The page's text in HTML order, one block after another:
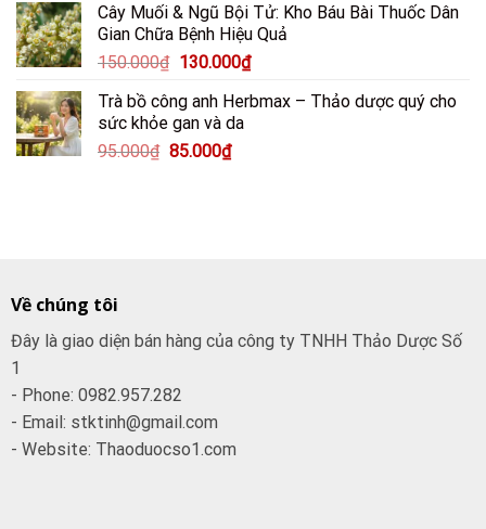
Cây Muối & Ngũ Bội Tử: Kho Báu Bài Thuốc Dân
Gian Chữa Bệnh Hiệu Quả
150.000₫ Giá
là:
150.000₫.
130.000₫Giá
tại
Trà bồ công anh Herbmax – Thảo dược quý cho
sức khỏe gan và da
95.000₫ Giá
85.000₫Giá
Về chúng tôi
Đây là giao diện bán hàng của công ty TNHH Thảo Dược Số
1
- Phone: 0982.957.282
- Email: stktinh@gmail.com
- Website: Thaoduocso1.com